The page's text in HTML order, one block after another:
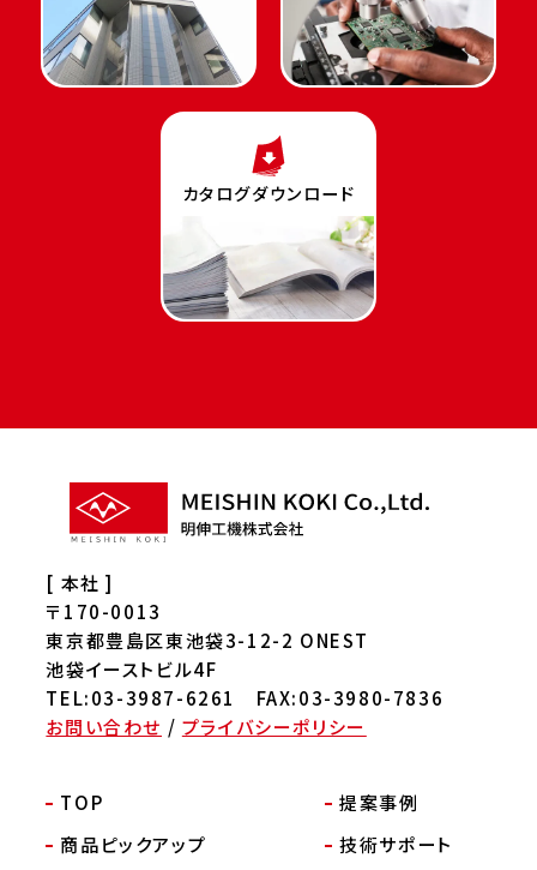
カタログダウンロード
[ 本社 ]
〒170-0013
東京都豊島区東池袋3-12-2 ONEST
池袋イーストビル4F
TEL:03-3987-6261 FAX:03-3980-7836
お問い合わせ / プライバシーポリシー
TOP
提案事例
商品ピックアップ
技術サポート